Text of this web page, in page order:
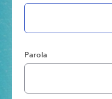
Parola